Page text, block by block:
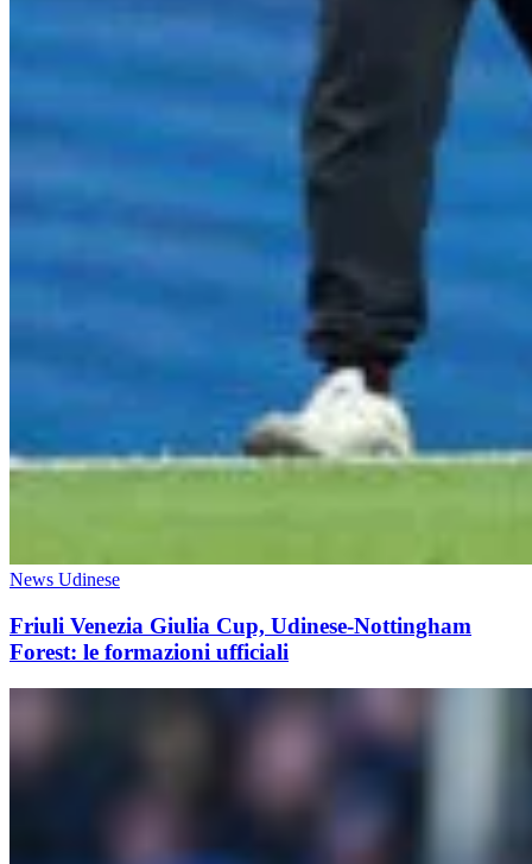
News Udinese
Friuli Venezia Giulia Cup, Udinese-Nottingham
Forest: le formazioni ufficiali